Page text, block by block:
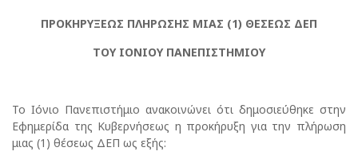
ΠΡΟΚΗΡΥΞΕΩΣ ΠΛΗΡΩΣΗΣ ΜΙΑΣ (1) ΘΕΣΕΩΣ ΔΕΠ
ΤΟΥ ΙΟΝΙΟΥ ΠΑΝΕΠΙΣΤΗΜΙΟΥ
Το Ιόνιο Πανεπιστήμιο ανακοινώνει ότι δημοσιεύθηκε στην
Εφημερίδα της Κυβερνήσεως η προκήρυξη για την πλήρωση
μιας (1) θέσεως ΔΕΠ ως εξής: